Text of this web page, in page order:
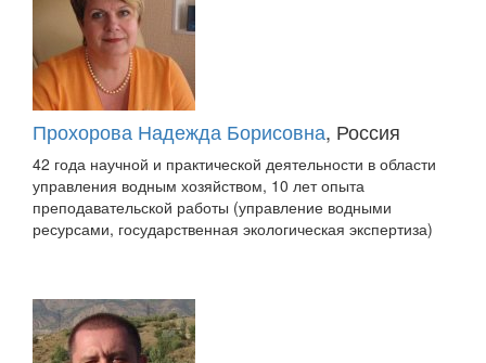
Прохорова Надежда Борисовна, Россия
42 года научной и практической деятельности в области
управления водным хозяйством, 10 лет опыта
преподавательской работы (управление водными
ресурсами, государственная экологическая экспертиза)